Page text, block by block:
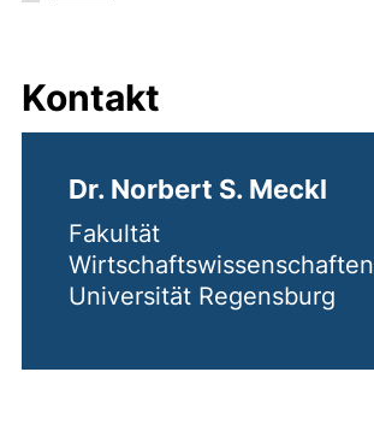
Kontakt
Dr. Norbert S. Meckl
Fakultät
Wirtschaftswissenschaften
Universität Regensburg